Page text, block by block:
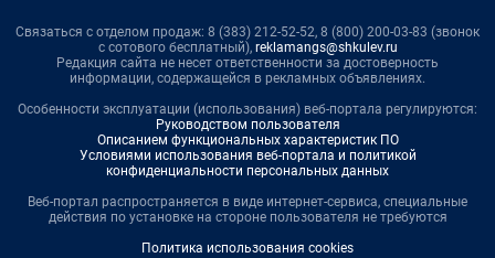
Связаться с отделом продаж: 8 (383) 212-52-52, 8 (800) 200-03-83 (звонок
с сотового бесплатный), reklamangs@shkulev.ru
Редакция сайта не несет ответственности за достоверность
информации, содержащейся в рекламных объявлениях.
Особенности эксплуатации (использования) веб-портала регулируются:
Руководством пользователя
Описанием функциональных характеристик ПО
Условиями использования веб-портала и политикой
конфиденциальности персональных данных
Веб-портал распространяется в виде интернет-сервиса, специальные
действия по установке на стороне пользователя не требуются
Политика использования cookies